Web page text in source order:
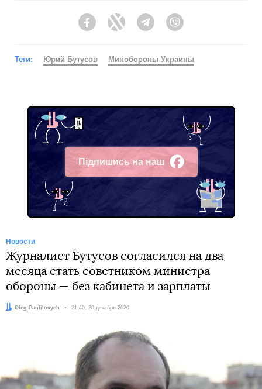
FacebookTwitter Telegram
Теги: Юрий Бутусов Минобороны Украины
Підпишись на наш
Facebook
Новости
Журналист Бутусов согласился на два
месяца стать советником министра
обороны — без кабинета и зарплаты
Автор:
Oleg Panfilovych Дата:
21:40, 20 декабря 2020